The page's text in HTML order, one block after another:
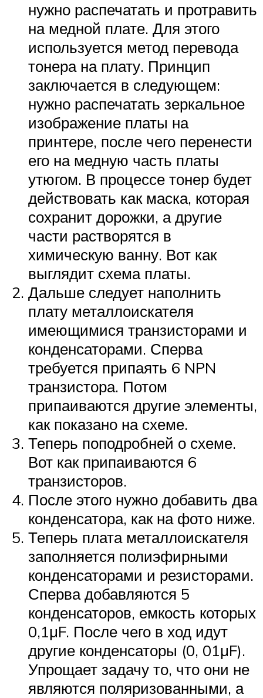
нужно распечатать и протравить
на медной плате. Для этого
используется метод перевода
тонера на плату. Принцип
заключается в следующем:
нужно распечатать зеркальное
изображение платы на
принтере, после чего перенести
его на медную часть платы
утюгом. В процессе тонер будет
действовать как маска, которая
сохранит дорожки, а другие
части растворятся в
химическую ванну. Вот как
выглядит схема платы.
Дальше следует наполнить
плату металлоискателя
имеющимися транзисторами и
конденсаторами. Сперва
требуется припаять 6 NPN
транзистора. Потом
припаиваются другие элементы,
как показано на схеме.
Теперь поподробней о схеме.
Вот как припаиваются 6
транзисторов.
После этого нужно добавить два
конденсатора, как на фото ниже.
Теперь плата металлоискателя
заполняется полиэфирными
конденсаторами и резисторами.
Сперва добавляются 5
конденсаторов, емкость которых
0,1μF. После чего в ход идут
другие конденсаторы (0, 01μF).
Упрощает задачу то, что они не
являются поляризованными, а